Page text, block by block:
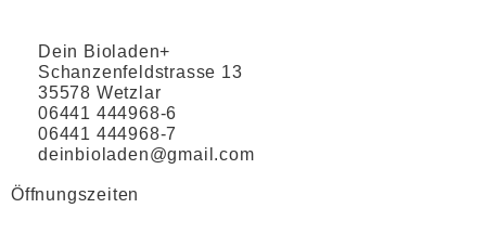
Dein Bioladen+
Schanzenfeldstrasse 13
35578 Wetzlar
06441 444968-6
06441 444968-7
deinbioladen@gmail.com
Öffnungszeiten